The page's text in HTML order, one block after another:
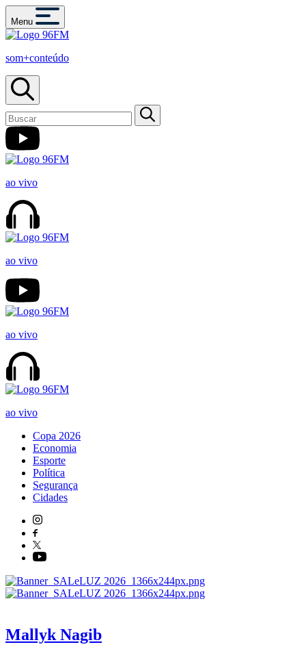
Menu
som+conteúdo
ao vivo
ao vivo
ao vivo
ao vivo
Copa 2026
Economia
Esporte
Política
Segurança
Cidades
Mallyk Nagib